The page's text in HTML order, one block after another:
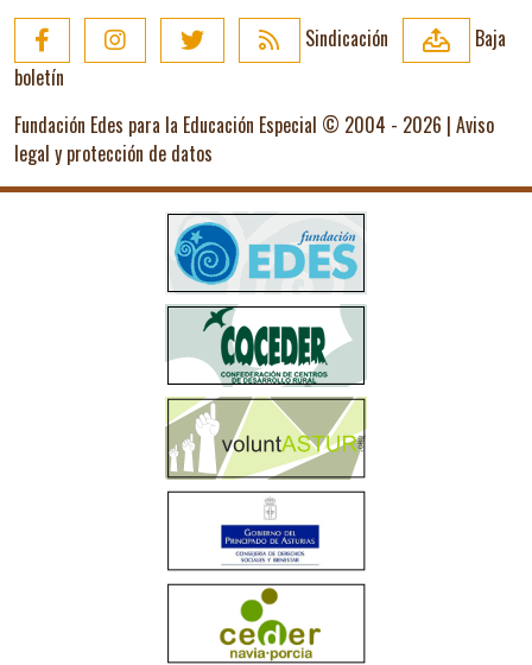
Sindicación
Baja
boletín
Fundación Edes para la Educación Especial © 2004 - 2026 | Aviso
legal y protección de datos